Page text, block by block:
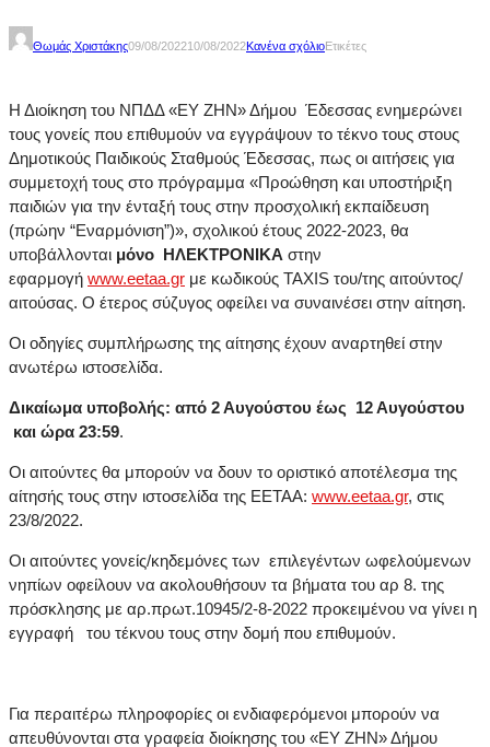
Θωμάς Χριστάκης09/08/202210/08/2022Κανένα σχόλιοΕτικέτες
Η Διοίκηση του ΝΠΔΔ «ΕΥ ΖΗΝ» Δήμου Έδεσσας ενημερώνει
τους γονείς που επιθυμούν να εγγράψουν το τέκνο τους στους
Δημοτικούς Παιδικούς Σταθμούς Έδεσσας, πως οι αιτήσεις για
συμμετοχή τους στο πρόγραμμα «Προώθηση και υποστήριξη
παιδιών για την ένταξή τους στην προσχολική εκπαίδευση
(πρώην “Εναρμόνιση”)», σχολικού έτους 2022-2023, θα
υποβάλλονται μόνο ΗΛΕΚΤΡΟΝΙΚΑ στην
εφαρμογή www.eetaa.gr με κωδικούς TAXIS του/της αιτούντος/
αιτούσας. Ο έτερος σύζυγος οφείλει να συναινέσει στην αίτηση.
Οι οδηγίες συμπλήρωσης της αίτησης έχουν αναρτηθεί στην
ανωτέρω ιστοσελίδα.
Δικαίωμα υποβολής: από 2 Αυγούστου έως 12 Αυγούστου
και ώρα 23:59.
Οι αιτούντες θα μπορούν να δουν το οριστικό αποτέλεσμα της
αίτησής τους στην ιστοσελίδα της ΕΕΤΑΑ: www.eetaa.gr, στις
23/8/2022.
Οι αιτούντες γονείς/κηδεμόνες των επιλεγέντων ωφελούμενων
νηπίων οφείλουν να ακολουθήσουν τα βήματα του αρ 8. της
πρόσκλησης με αρ.πρωτ.10945/2-8-2022 προκειμένου να γίνει η
εγγραφή του τέκνου τους στην δομή που επιθυμούν.
Για περαιτέρω πληροφορίες οι ενδιαφερόμενοι μπορούν να
απευθύνονται στα γραφεία διοίκησης του «ΕΥ ΖΗΝ» Δήμου